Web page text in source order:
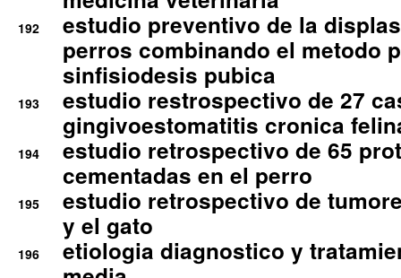
192
estudio preventivo de la
perros combinando el metodo
sinfisiodesis pubica
193
estudio restrospectivo de 27
gingivoestomatitis cronica
194
estudio retrospectivo de 65
cementadas en el perro
195
estudio retrospectivo de
y el gato
196
etiologia diagnostico y